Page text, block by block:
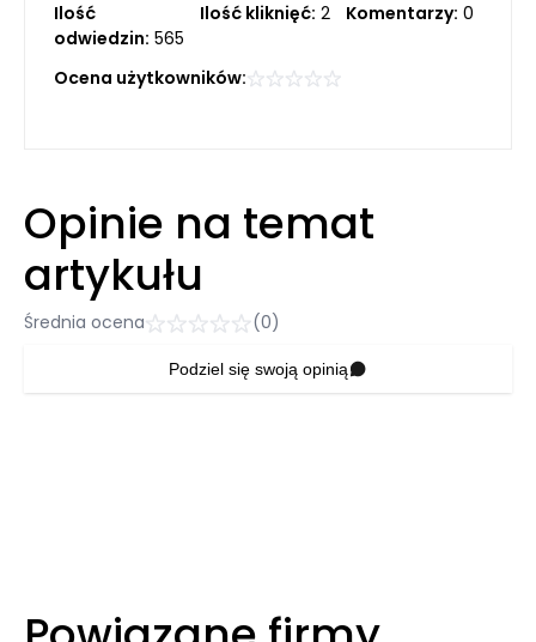
Ilość
odwiedzin: 565
Ilość kliknięć: 2 Komentarzy: 0
Ocena użytkowników:
Opinie na temat
artykułu
Średnia ocena (0)
Podziel się swoją opinią